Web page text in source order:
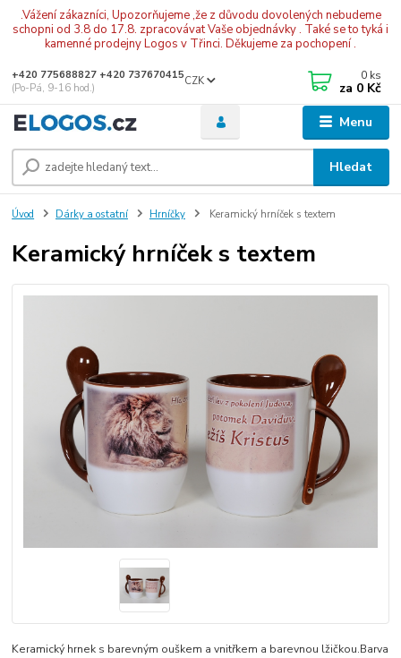
.Vážení zákazníci, Upozorňujeme ,že z důvodu dovolených nebudeme
schopni od 3.8 do 17.8. zpracovávat Vaše objednávky . Také se to tyká i
kamenné prodejny Logos v Třinci. Děkujeme za pochopení .
Menu
CZK
Hledat
+420 775688827 +420 737670415
(Po-Pá, 9-16 hod.)
0 ks
za 0 Kč
Úvod Dárky a ostatní Hrníčky Keramický hrníček s textem
Keramický hrníček s textem
Keramický hrnek s barevným ouškem a vnitřkem a barevnou lžičkou.Barva